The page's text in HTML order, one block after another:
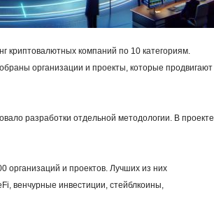
криптовалютных компаний по 10 категориям.
организации и проекты, которые продвигают
разработки отдельной методологии. В проекте
организаций и проектов. Лучших из них
венчурные инвестиции, стейблкоины,